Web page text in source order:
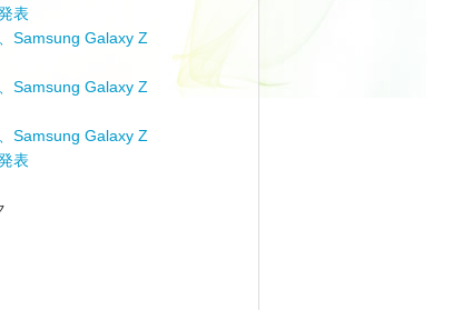
表
Samsung Galaxy Z
Samsung Galaxy Z
Samsung Galaxy Z
表